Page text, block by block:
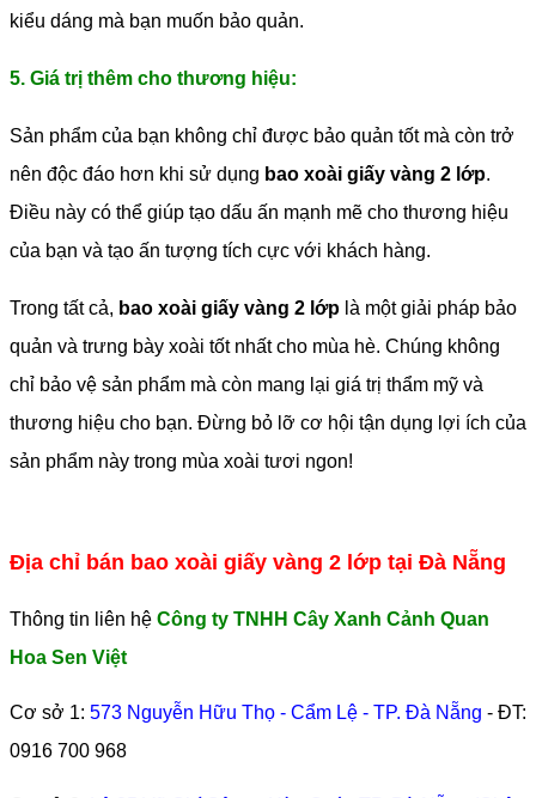
kiểu dáng mà bạn muốn bảo quản.
5. Giá trị thêm cho thương hiệu:
Sản phẩm của bạn không chỉ được bảo quản tốt mà còn trở
nên độc đáo hơn khi sử dụng bao xoài giấy vàng 2 lớp.
Điều này có thể giúp tạo dấu ấn mạnh mẽ cho thương hiệu
của bạn và tạo ấn tượng tích cực với khách hàng.
Trong tất cả, bao xoài giấy vàng 2 lớp là một giải pháp bảo
quản và trưng bày xoài tốt nhất cho mùa hè. Chúng không
chỉ bảo vệ sản phẩm mà còn mang lại giá trị thẩm mỹ và
thương hiệu cho bạn. Đừng bỏ lỡ cơ hội tận dụng lợi ích của
sản phẩm này trong mùa xoài tươi ngon!
Địa chỉ bán bao xoài giấy vàng 2 lớp tại Đà Nẵng
Thông tin liên hệ Công ty TNHH Cây Xanh Cảnh Quan
Hoa Sen Việt
Cơ sở 1: 573 Nguyễn Hữu Thọ - Cẩm Lệ - TP. Đà Nẵng - ĐT:
0916 700 968